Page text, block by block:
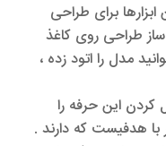
برای طراحی
طراحی روی کاغذ
مدل را اتود زده ،
کردن این حرفه را
با هدفیست که دارند .